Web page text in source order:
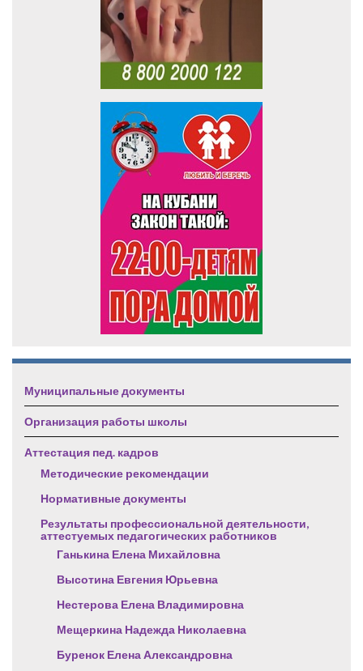
Муниципальные документы
Организация работы школы
Аттестация пед. кадров
Методические рекомендации
Нормативные документы
Результаты профессиональной деятельности,
аттестуемых педагогических работников
Ганькина Елена Михайловна
Высотина Евгения Юрьевна
Нестерова Елена Владимировна
Мещеркина Надежда Николаевна
Буренок Елена Александровна